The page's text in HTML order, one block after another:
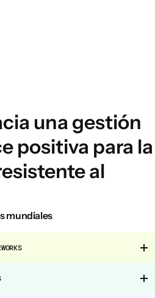
la agricultura y los
alimentario
una gestión
positiva para la
al
mundiales